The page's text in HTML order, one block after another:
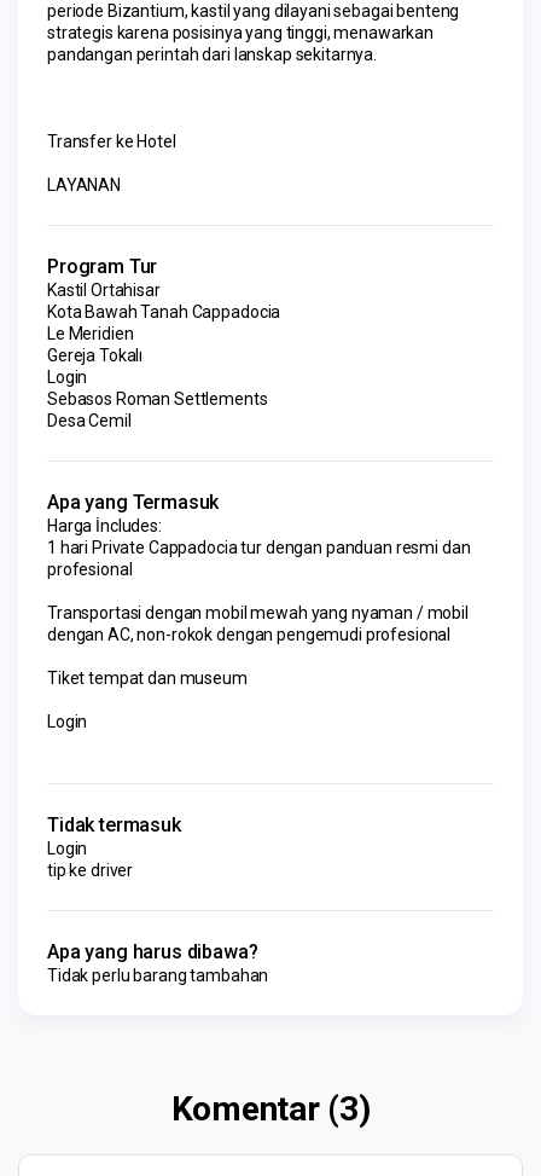
periode Bizantium, kastil yang dilayani sebagai benteng
strategis karena posisinya yang tinggi, menawarkan
pandangan perintah dari lanskap sekitarnya.
Transfer ke Hotel
LAYANAN
Program Tur
Kastil Ortahisar
Kota Bawah Tanah Cappadocia
Le Meridien
Gereja Tokalı
Login
Sebasos Roman Settlements
Desa Cemil
Apa yang Termasuk
Harga İncludes:
1 hari Private Cappadocia tur dengan panduan resmi dan
profesional
Transportasi dengan mobil mewah yang nyaman / mobil
dengan AC, non-rokok dengan pengemudi profesional
Tiket tempat dan museum
Login
Tidak termasuk
Login
tip ke driver
Apa yang harus dibawa?
Tidak perlu barang tambahan
Komentar (3)